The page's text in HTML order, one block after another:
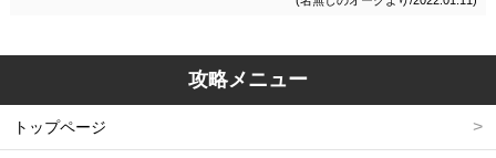
セーブデータ自体がその状態を記録しているようなので最初からやり直すし
攻略メニュー
トップページ